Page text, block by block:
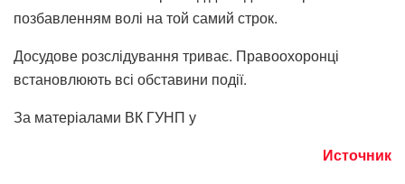
позбавленням волі на той самий строк.
Досудове розслідування триває. Правоохоронці
встановлюють всі обставини події.
За матеріалами ВК ГУНП у
Источник